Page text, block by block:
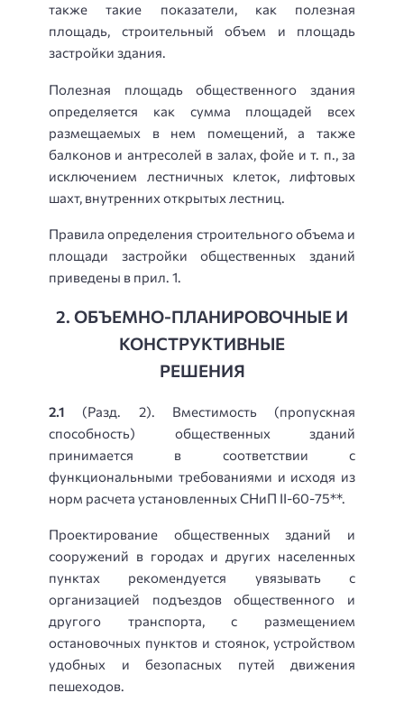
также такие показатели, как полезная
площадь, строительный объем и площадь
застройки здания.
Полезная площадь общественного здания
определяется как сумма площадей всех
размещаемых в нем помещений, а также
балконов и антресолей в залах, фойе и т. п., за
исключением лестничных клеток, лифтовых
шахт, внутренних открытых лестниц.
Правила определения строительного объема и
площади застройки общественных зданий
приведены в прил. 1.
2. ОБЪЕМНО-ПЛАНИРОВОЧНЫЕ И
КОНСТРУКТИВНЫЕ
РЕШЕНИЯ
2.1 (Разд. 2). Вместимость (пропускная
способность) общественных зданий
принимается в соответствии с
функциональными требованиями и исходя из
норм расчета установленных СНиП II-60-75**.
Проектирование общественных зданий и
сооружений в городах и других населенных
пунктах рекомендуется увязывать с
организацией подъездов общественного и
другого транспорта, с размещением
остановочных пунктов и стоянок, устройством
удобных и безопасных путей движения
пешеходов.